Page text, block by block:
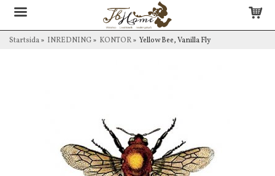
Startsida» INREDNING» KONTOR» Yellow Bee, Vanilla Fly